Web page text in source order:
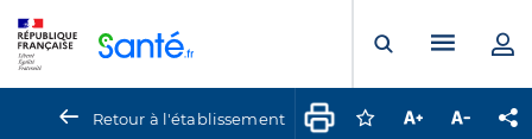
Ouvrir laMenu
Retour à l'établissement Connectez-vous
Augmenter la